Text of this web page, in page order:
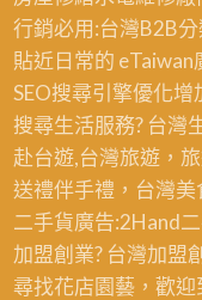
行銷必用:台灣B2B
貼近日常的 eTaiwan
SEO搜尋引擎優化增
搜尋生活服務? 台灣
赴台遊,台灣旅遊，
送禮伴手禮，台灣美
二手貨廣告:2Hand
加盟創業? 台灣加盟
尋找花店園藝，歡迎